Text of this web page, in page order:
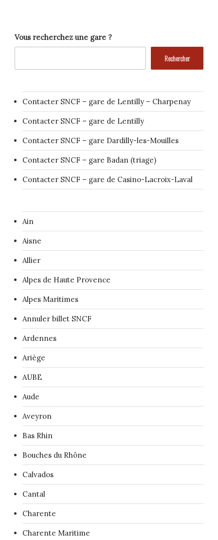
Vous recherchez une gare ?
Rechercher
Contacter SNCF – gare de Lentilly – Charpenay
Contacter SNCF – gare de Lentilly
Contacter SNCF – gare Dardilly-les-Mouilles
Contacter SNCF – gare Badan (triage)
Contacter SNCF – gare de Casino-Lacroix-Laval
Ain
Aisne
Allier
Alpes de Haute Provence
Alpes Maritimes
Annuler billet SNCF
Ardennes
Ariège
AUBE
Aude
Aveyron
Bas Rhin
Bouches du Rhône
Calvados
Cantal
Charente
Charente Maritime